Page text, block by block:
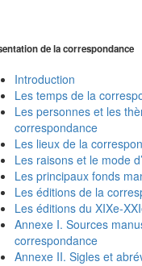
de la correspondance
Introduction
Les temps de la
Les personnes et les
correspondance
Les lieux de la
Les raisons et le mode
Les principaux fonds
Les éditions de la
Les éditions du XIXe-
Annexe I. Sources
correspondance
Annexe II. Sigles et